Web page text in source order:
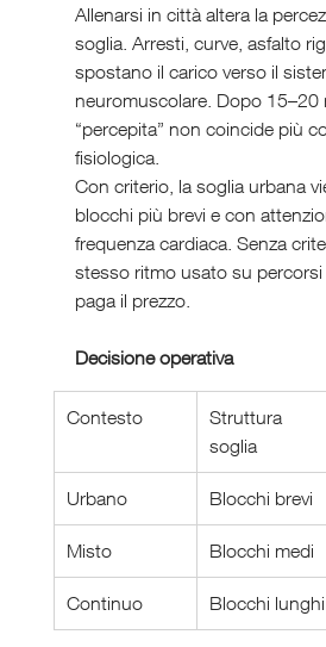
Allenarsi in città altera la
soglia. Arresti, curve, asfalto
spostano il carico verso il
neuromuscolare. Dopo 15–20
“percepita” non coincide più
fisiologica.
Con criterio, la soglia urbana
blocchi più brevi e con
frequenza cardiaca. Senza
stesso ritmo usato su
paga il prezzo.
Decisione operativa
Contesto
Struttura
soglia
Urbano Blocchi brevi
Misto Blocchi medi
Continuo Blocchi lunghi